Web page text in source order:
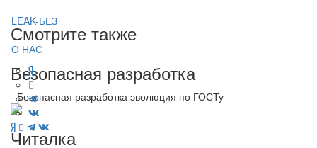
LEAK-БЕЗ
О НАС
Смотрите также
Безопасная разработка
- Безопасная разработка эволюция по ГОСТу -
Читалка